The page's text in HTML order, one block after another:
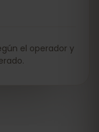
el operador y